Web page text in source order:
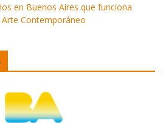
en Buenos Aires que funciona
Contemporáneo